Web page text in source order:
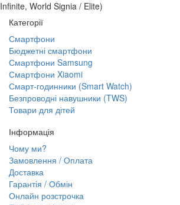
Infinite, World Signia / Elite)
Категорії
Смартфони
Бюджетні смартфони
Смартфони Samsung
Смартфони Xiaomi
Смарт-годинники (Smart Watch)
Безпроводні навушники (TWS)
Товари для дітей
Інформація
Чому ми?
Замовлення / Оплата
Доставка
Гарантія / Обмін
Онлайн розстрочка